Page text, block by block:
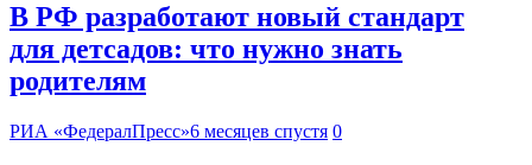
В РФ разработают новый стандарт
для детсадов: что нужно знать
родителям
РИА «ФедералПресс»6 месяцев спустя 0